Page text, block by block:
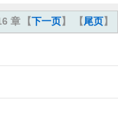
【下一页】 【尾页】
章